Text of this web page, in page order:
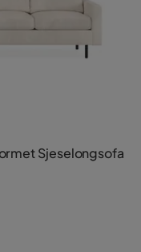
Sjeselongsofa